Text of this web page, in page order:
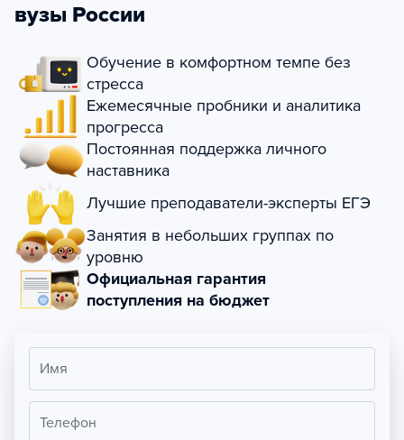
вузы России
Обучение в комфортном темпе без
стресса
Ежемесячные пробники и аналитика
прогресса
Постоянная поддержка личного
наставника
Лучшие преподаватели-эксперты ЕГЭ
Занятия в небольших группах по
уровню
Официальная гарантия
поступления на бюджет
Имя
Телефон